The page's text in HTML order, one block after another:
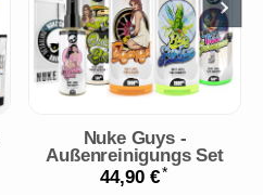
Nuke Guys -
Außenreinigungs Set
44,90 €*